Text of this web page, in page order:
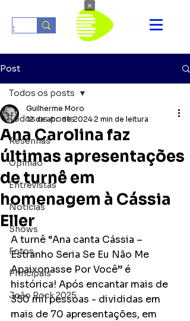
Post
Todos os posts
Resenhas
Opinião
Entrevistas
Notícias
Shows
Fotos
Principais
João Rock 2025
Todos os posts
Ana Carolina faz
últimas apresentações
de turnê em
homenagem à Cássia
Eller
Guilherme Moro
12 de abr. de 2024 2 min de leitura
A turnê “Ana canta Cássia –
Estranho Seria Se Eu Não Me
Apaixonasse Por Você” é
histórica! Após encantar mais de
350 mil pessoas - divididas em
mais de 70 apresentações, em
×